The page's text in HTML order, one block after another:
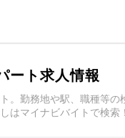
ート求人情報
勤務地や駅、職種等
はマイナビバイトで検索！